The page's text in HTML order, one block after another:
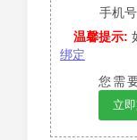
手机
温馨提示:
绑定
您需
立